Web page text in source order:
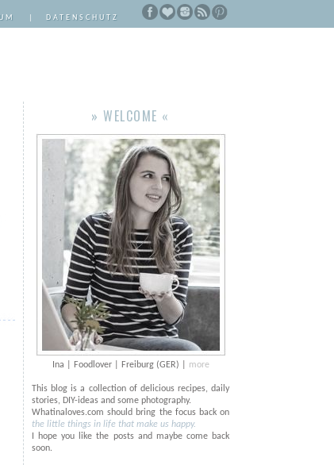
DATENSCHUTZ
» WELCOME «
Ina | Foodlover | Freiburg (GER) | more
This blog is a collection of delicious recipes, daily
stories, DIY-ideas and some photography.
Whatinaloves.com should bring the focus back on
the little things in life that make us happy.
I hope you like the posts and maybe come back
soon.